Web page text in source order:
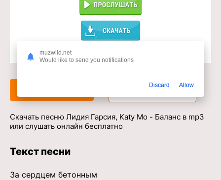
Доступ к музыкальному сервису
Скачать
Скачать песню Лидия Гарсия, Katy Mo - Баланс в mp3
или слушать онлайн бесплатно
Текст песни
За сердцем бетонным
muzwild.net
Would like to send you notifications
Discard Allow